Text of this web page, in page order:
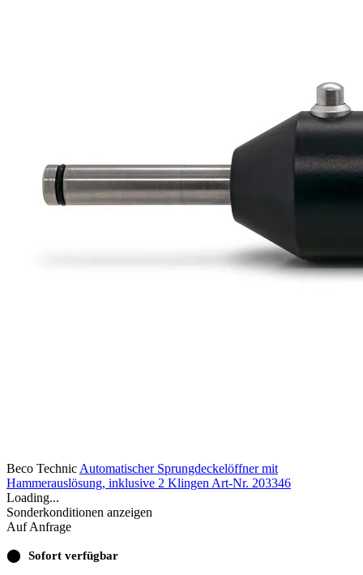
Beco Technic Automatischer Sprungdeckelöffner mit
Hammerauslösung, inklusive 2 Klingen Art-Nr. 203346
Loading...
Sonderkonditionen anzeigen
Auf Anfrage
⬤ Sofort verfügbar